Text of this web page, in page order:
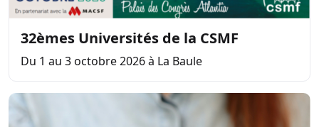
32èmes Universités de la CSMF
Du 1 au 3 octobre 2026 à La Baule